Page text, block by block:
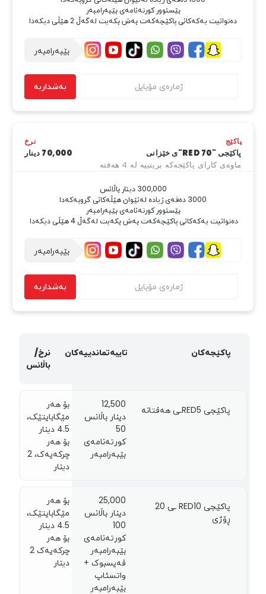
دەتوانيت يەكەكانى پاکێجەكەت بەش بكەيت لەگەڵ 2 هێڵی دیکەدا
بێبەرامبەر
بەشداربە
پاکێج
پاکێجی "RED 70"ی خێزانی
ماوەی کارای پاکێجەکە بریتییە لە 4 هەفتە
نرخ
70,000 دینار
دەتوانيت يەكەكانى پاکێجەكەت بەش بكەيت لەگەڵ 4 هێڵی دیکەدا
بێبەرامبەر
بەشداربە
پاکێجەکان تایبەتماندییەکان
نرخ/
باڵانس
پاكێجی RED5ـی هەفتانە
12,500
دینار باڵانس
50
کورتەنامەی
بێبەرامبەر
بۆ هەر
مێگابایتێک،
4.5 دينار
بۆ هەر
چرکەیەک، 2
دينار
پاكێجی RED10 ـی 20
ڕۆژی
25,000
دینار باڵانس
100
کورتەنامەی
بێبەرامبەر
فەیسبوک +
واتسئاپ
بێبەرامبەر
بۆ هەر
مێگابایتێک،
4.5 دينار
بۆ هەر
چرکەیەک 2
دينار